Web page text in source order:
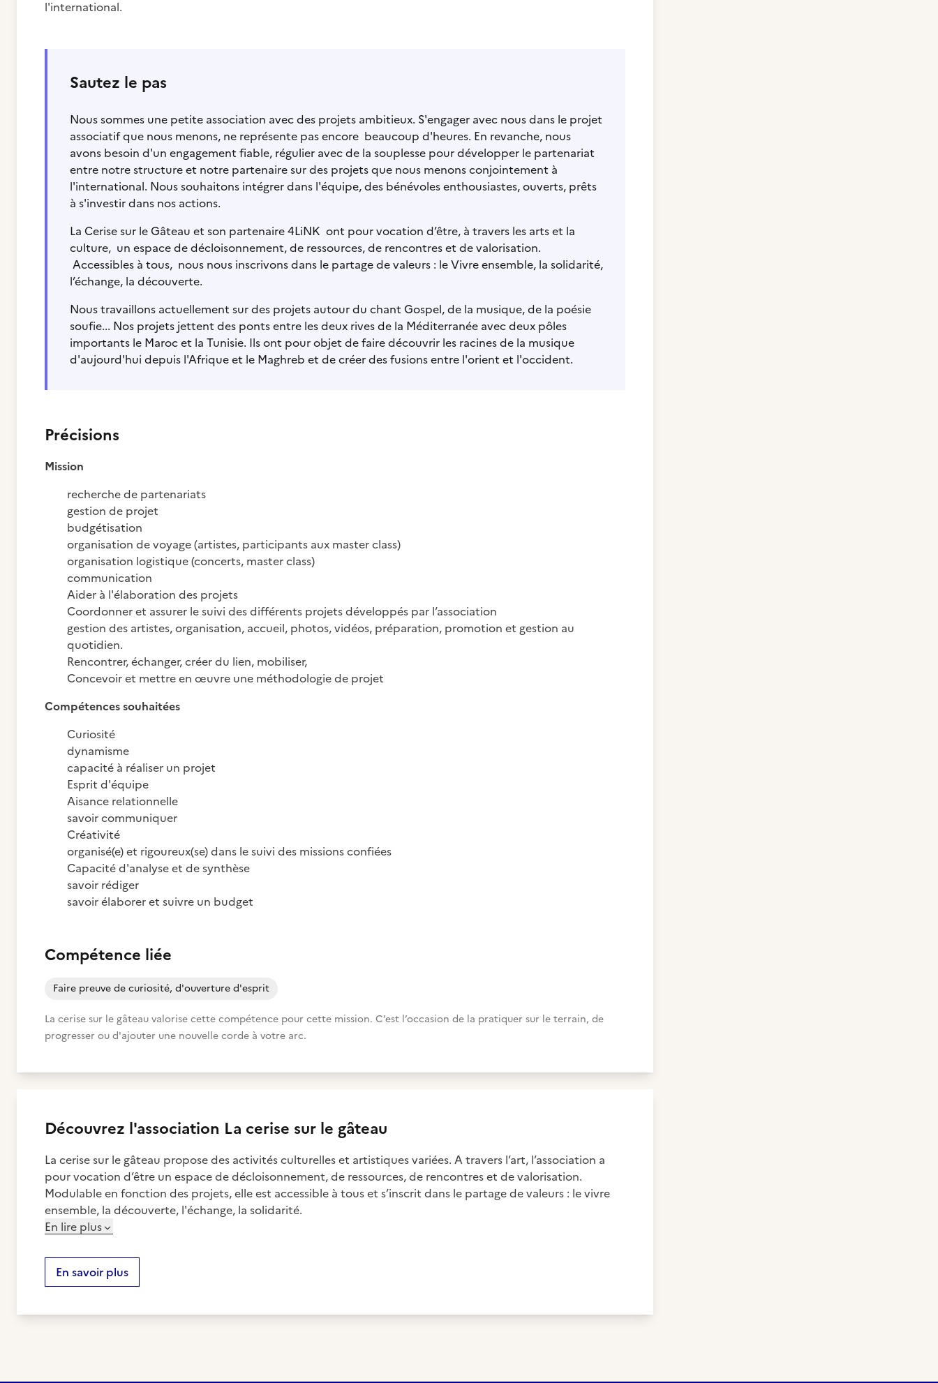
l'international.
Sautez le pas
Nous sommes une petite association avec des projets ambitieux. S'engager avec nous dans le projet
associatif que nous menons, ne représente pas encore beaucoup d'heures. En revanche, nous
avons besoin d'un engagement fiable, régulier avec de la souplesse pour développer le partenariat
entre notre structure et notre partenaire sur des projets que nous menons conjointement à
l'international. Nous souhaitons intégrer dans l'équipe, des bénévoles enthousiastes, ouverts, prêts
à s'investir dans nos actions.
La Cerise sur le Gâteau et son partenaire 4LiNK ont pour vocation d’être, à travers les arts et la
culture, un espace de décloisonnement, de ressources, de rencontres et de valorisation.
Accessibles à tous, nous nous inscrivons dans le partage de valeurs : le Vivre ensemble, la solidarité,
l’échange, la découverte.
Nous travaillons actuellement sur des projets autour du chant Gospel, de la musique, de la poésie
soufie... Nos projets jettent des ponts entre les deux rives de la Méditerranée avec deux pôles
importants le Maroc et la Tunisie. Ils ont pour objet de faire découvrir les racines de la musique
d'aujourd'hui depuis l'Afrique et le Maghreb et de créer des fusions entre l'orient et l'occident.
Précisions
Mission
recherche de partenariats
gestion de projet
budgétisation
organisation de voyage (artistes, participants aux master class)
organisation logistique (concerts, master class)
communication
Aider à l'élaboration des projets
Coordonner et assurer le suivi des différents projets développés par l’association
gestion des artistes, organisation, accueil, photos, vidéos, préparation, promotion et gestion au
quotidien.
Rencontrer, échanger, créer du lien, mobiliser,
Concevoir et mettre en œuvre une méthodologie de projet
Compétences souhaitées
Curiosité
dynamisme
capacité à réaliser un projet
Esprit d'équipe
Aisance relationnelle
savoir communiquer
Créativité
organisé(e) et rigoureux(se) dans le suivi des missions confiées
Capacité d'analyse et de synthèse
savoir rédiger
savoir élaborer et suivre un budget
Compétence liée
Faire preuve de curiosité, d'ouverture d'esprit
La cerise sur le gâteau valorise cette compétence pour cette mission. C’est l’occasion de la pratiquer sur le terrain, de
progresser ou d'ajouter une nouvelle corde à votre arc.
Découvrez l'association La cerise sur le gâteau
La cerise sur le gâteau propose des activités culturelles et artistiques variées. A travers l’art, l’association a
pour vocation d’être un espace de décloisonnement, de ressources, de rencontres et de valorisation.
Modulable en fonction des projets, elle est accessible à tous et s’inscrit dans le partage de valeurs : le vivre
ensemble, la découverte, l'échange, la solidarité.
En lire plus
En savoir plus